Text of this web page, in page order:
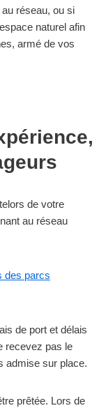
réseau, ou si
naturel afin
armé de vos
de votre
au réseau
des parcs
de port et délais
recevez pas le
admise sur place.
prêtée. Lors de